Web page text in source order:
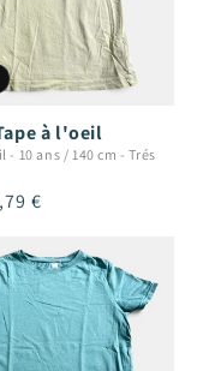
à l'oeil
- 10 ans / 140 cm -Trés
€